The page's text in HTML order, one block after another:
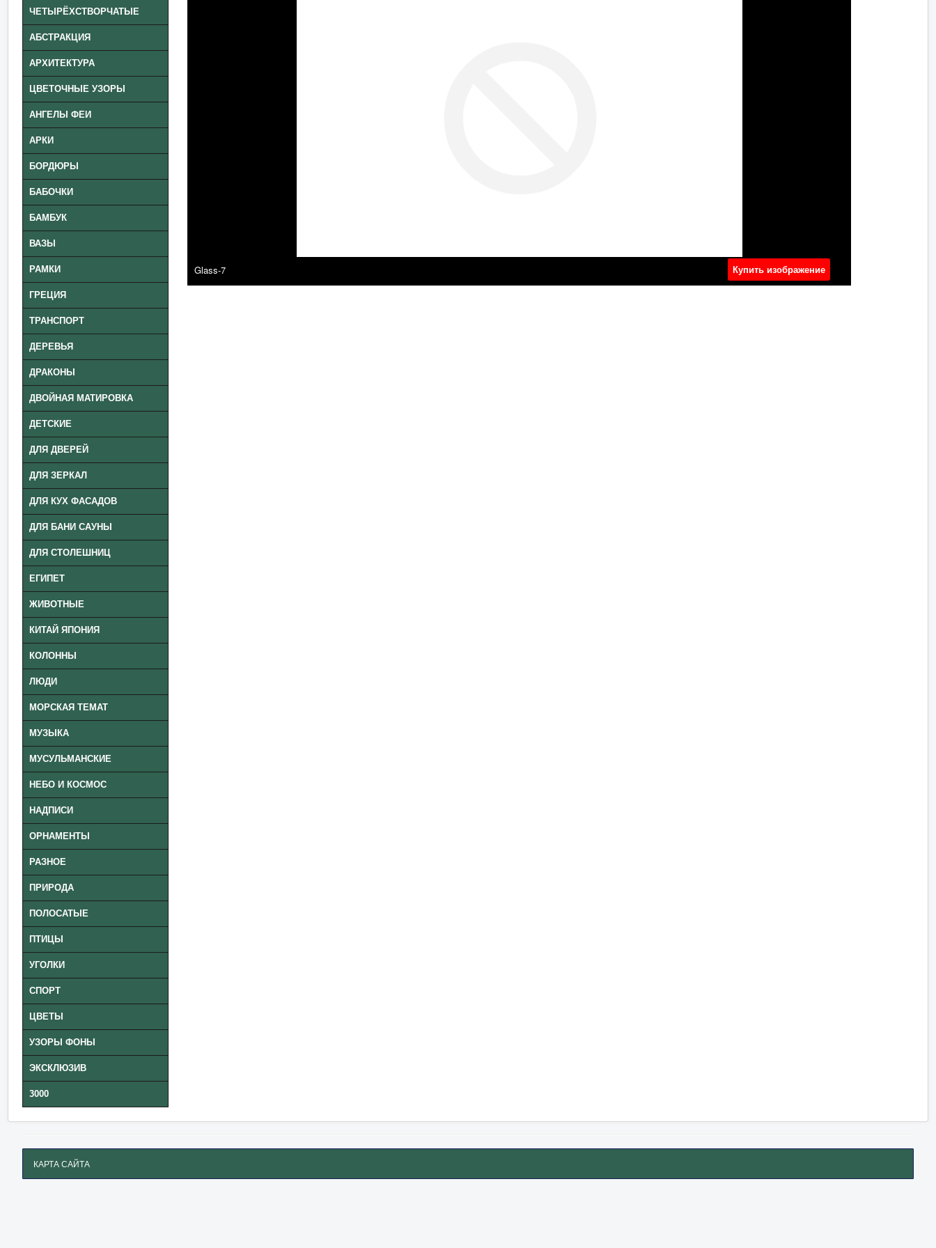
ЧЕТЫРЁХСТВОРЧАТЫЕ
АБСТРАКЦИЯ
АРХИТЕКТУРА
ЦВЕТОЧНЫЕ УЗОРЫ
АНГЕЛЫ ФЕИ
АРКИ
БОРДЮРЫ
БАБОЧКИ
БАМБУК
ВАЗЫ
РАМКИ
ГРЕЦИЯ
ТРАНСПОРТ
ДЕРЕВЬЯ
ДРАКОНЫ
ДВОЙНАЯ МАТИРОВКА
ДЕТСКИЕ
ДЛЯ ДВЕРЕЙ
ДЛЯ ЗЕРКАЛ
ДЛЯ КУХ ФАСАДОВ
ДЛЯ БАНИ САУНЫ
ДЛЯ СТОЛЕШНИЦ
ЕГИПЕТ
ЖИВОТНЫЕ
КИТАЙ ЯПОНИЯ
КОЛОННЫ
ЛЮДИ
МОРСКАЯ ТЕМАТ
МУЗЫКА
МУСУЛЬМАНСКИЕ
НЕБО И КОСМОС
НАДПИСИ
ОРНАМЕНТЫ
РАЗНОЕ
ПРИРОДА
ПОЛОСАТЫЕ
ПТИЦЫ
УГОЛКИ
СПОРТ
ЦВЕТЫ
УЗОРЫ ФОНЫ
ЭКСКЛЮЗИВ
3000
Glass-7 Купить изображение
КАРТА САЙТА